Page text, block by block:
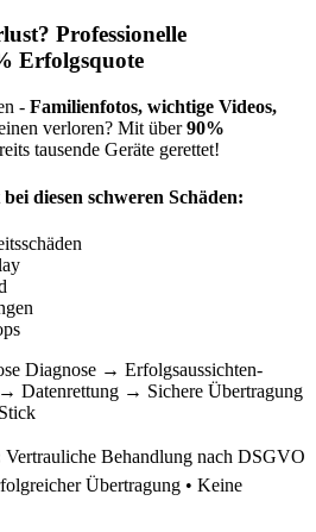
Professionelle
Erfolgsquote
- Familienfotos, wichtige Videos,
verloren? Mit über90%
tausende Geräte gerettet!
diesen schweren Schäden:
Diagnose → Erfolgsaussichten-
Datenrettung → Sichere Übertragung
Vertrauliche Behandlung nach DSGVO
Übertragung • Keine